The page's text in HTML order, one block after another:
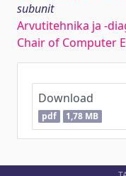
subunit
Arvutitehnika ja -
Chair of Computer
Download
pdf 1,78 MB